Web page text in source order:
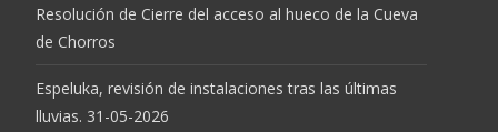
Resolución de Cierre del acceso al hueco de la Cueva
de Chorros
Espeluka, revisión de instalaciones tras las últimas
lluvias. 31-05-2026